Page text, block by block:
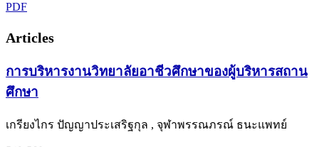
PDF
Articles
การบริหารงานวิทยาลัยอาชีวศึกษาของผู้บริหารสถาน
ศึกษา
เกรียงไกร ปัญญาประเสริฐกุล , จุฬาพรรณภรณ์ ธนะแพทย์